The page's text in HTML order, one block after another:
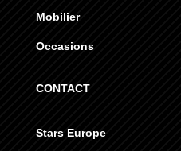
Mobilier
Occasions
CONTACT
Stars Europe